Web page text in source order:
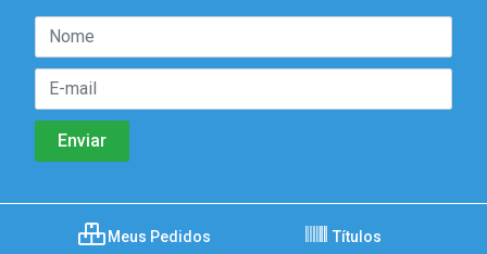
Meus Pedidos Títulos